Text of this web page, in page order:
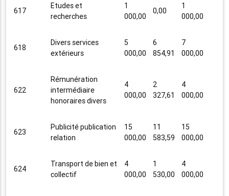
617
Etudes et
recherches
1
000,00
0,00
1
000,00
618
Divers services
extérieurs
5
000,00
6
854,91
7
000,00
622
Rémunération
intermédiaire
honoraires divers
4
000,00
2
327,61
4
000,00
623
Publicité publication
relation
15
000,00
11
583,59
15
000,00
624
Transport de bien et
collectif
4
000,00
1
530,00
4
000,00